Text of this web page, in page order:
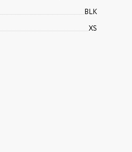
BLK
XS